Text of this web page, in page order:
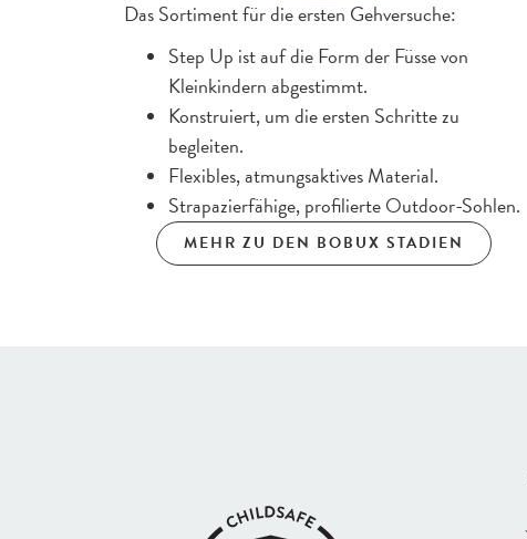
Das Sortiment für die ersten Gehversuche:
Step Up ist auf die Form der Füsse von
Kleinkindern abgestimmt.
Konstruiert, um die ersten Schritte zu
begleiten.
Flexibles, atmungsaktives Material.
Strapazierfähige, profilierte Outdoor-Sohlen.
MEHR ZU DEN BOBUX STADIEN